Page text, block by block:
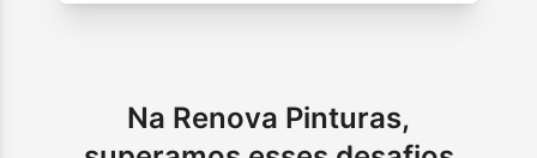
Na Renova Pinturas,